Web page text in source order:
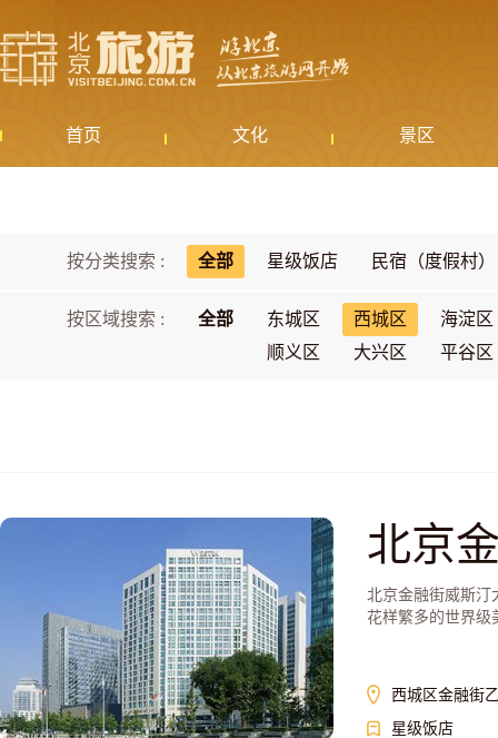
首页 文化 景区
按分类搜索 : 全部 星级饭店 民宿（度假村）
按区域搜索 : 全部 东城区 西城区
海淀区
顺义区
大兴区 平谷区
北京
北京金融街威斯汀
花样繁多的世界级
西城区金融街
星级饭店